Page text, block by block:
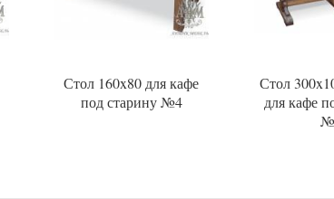
Стол 160x80 для кафе
под старину №4
Стол
для кафе